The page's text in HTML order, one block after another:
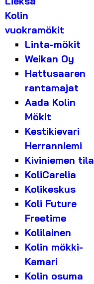
Kolin
vuokramökit
Linta-mökit
Weikan Oy
Hattusaaren
rantamajat
Aada Kolin
Mökit
Kestikievari
Herranniemi
Kiviniemen tila
KoliCarelia
Kolikeskus
Koli Future
Freetime
Kolilainen
Kolin mökki-
Kamari
Kolin osuma